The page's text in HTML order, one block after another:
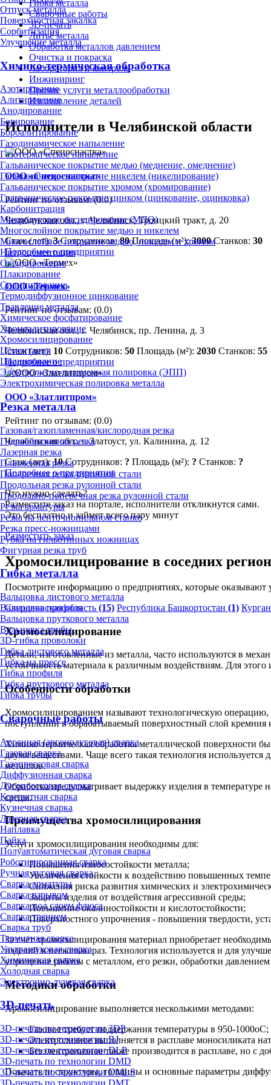
Отпуск металла
Поверхностная закалка
Сорбитизация
Улучшение металла
Химико-термическая обработка
Азотирование
Алитирование
Анодирование
Борирование
Бороалитирование
Газодинамическое напыление
Газотермическое напыление
Гальваническое покрытие медью (меднение, омеднение)
Гальваническое покрытие никелем (никелирование)
Гальваническое покрытие хромом (хромирование)
Гальваническое покрытие цинком (цинкование, оцинковка)
Карбонитрация
Микродуговое оксидирование (МДО)
Многослойное покрытие медью и никелем
Многослойное покрытие медью, никелем и хромом
Нитроцементация
Оксидирование
Плакирование
Силицирование
Термодиффузионное цинкование
Травление металла
Химическое фосфатирование
Хромоалитирование
Хромосилицирование
Цементация
Цианирование
Электролитно-плазменная полировка (ЭПП)
Электрохимическая полировка металла
Резка металла
Газовая/газопламенная/кислородная резка
Гидроабразивная резка
Лазерная резка
Плазменная резка
Поперечная резка рулонной стали
Продольная резка рулонной стали
Продольно-поперечная резка рулонной стали
Резка арматуры
Резка на ленточнопильном станке
Резка пресс-ножницами
Рубка на гильотинных ножницах
Фигурная резка труб
Гибка металла
Вальцовка листового металла
Вальцовка профиля
Вальцовка пруткового металла
Вальцовка трубы
3D-гибка проволоки
Гибка листового металла
Гибка на прессе
Гибка профиля
Гибка пруткового металла
Гибка трубы
Сварочные работы
Аргонная (аргонодуговая) сварка
Газовая сварка
Газопрессовая сварка
Диффузионная сварка
Дугопрессовая сварка
Контактная сварка
Кузнечная сварка
Лазерная сварка
Наплавка
Пайка
Полуавтоматическая дуговая сварка
Роботизированная сварка
Ручная дуговая сварка
Сварка арматуры
Сварка взрывом
Сварка под слоем флюса
Сварка трением
Сварка труб
Термитная сварка
Ультразвуковая сварка
Химическая сварка
Холодная сварка
Электронно-лучевая сварка
3D-печать
3D-печать по технологии 3DP
3D-печать по технологии BJ
3D-печать по технологии DLP
3D-печать по технологии DMD
3D-печать по технологии DMLS
3D-печать по технологии DMT
Гибка металла
Сварочные работы
3D-печать
Литьё металла
Обработка металлов давлением
Очистка и покраска
Лаборатория и контроль
Инжиниринг
Прочие услуги металлообработки
Изготовление деталей
Исполнители в Челябинской области
ООО «Спецоснастка»
Рейтинг по отзывам:(0.0)
Челябинская обл., г. Челябинск, Троицкий тракт, д. 20
Стаж (лет):3 Сотрудников:80 Площадь (м²):3000 Станков: 30
Подробнее о предприятии
ООО «Термех»
Рейтинг по отзывам: (0.0)
Челябинская обл., г. Челябинск, пр. Ленина, д. 3
Стаж (лет): 10 Сотрудников: 50 Площадь (м²): 2030 Станков: 55
Подробнее о предприятии
ООО «Златлитпром»
Рейтинг по отзывам: (0.0)
Челябинская обл., г. Златоуст, ул. Калинина, д. 12
Стаж (лет):10 Сотрудников: ? Площадь (м²): ? Станков: ?
Подробнее о предприятии
Что нужно сделать?
Разместите заказ на портале, исполнители откликнутся сами.
Это бесплатно и займет всего пару минут
Разместить заказ
Хромосилицирование в соседних
Посмотрите информацию о предприятиях, которые оказывают
Свердловская область (15) Республика Башкортостан (1)
Хромосилицирование
Детали, изготовленные из металла, часто используются в
устойчивость материала к различным воздействиям. Для
Особенности обработки
Хромосилицированием называют технологическую
поступлении в обрабатываемый поверхностный слой кремния
Химико-термическая обработка металлической поверхности
двумя веществами. Чаще всего такая технология
металлов.
Обработка предусматривает выдержку изделия в
среды.
Преимущества хромосилицирования
Услуги хромосилицирования необходимы для:
Повышения износостойкости металла;
Увеличения стойкости к воздействию повышенных
Снижения риска развития химических и
Защиты изделия от воздействия агрессивной среды;
Повышение окалиностойкости и кислотостойкости;
Поверхностного упрочнения - повышения твердости,
За счет хромосилицирования материал приобретает
изделий в несколько раз. Технология используется и для
упрощение работы с металлом, его резки, обработки
Методики обработки
Хромосилицирование выполняется несколькими методами:
Газовое требует поддержания температуры в 950-1000оС;
Электролизное выполняется в расплаве моносиликата
Безэлектролизное также производится в расплаве, но с
Показатели структуры, толщины и основные параметры